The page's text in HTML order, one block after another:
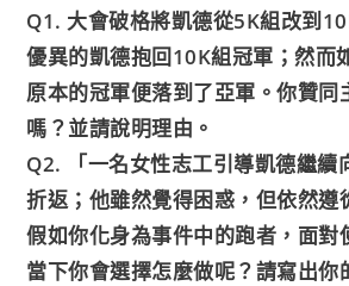
Q1. 大會破格將凱德從5K組改到
優異的凱德抱回10K組冠軍；然而
原本的冠軍便落到了亞軍。你贊同
嗎？並請說明理由。
Q2. 「一名女性志工引導凱德繼續
折返；他雖然覺得困惑，但依然遵
假如你化身為事件中的跑者，面對
當下你會選擇怎麼做呢？請寫出你